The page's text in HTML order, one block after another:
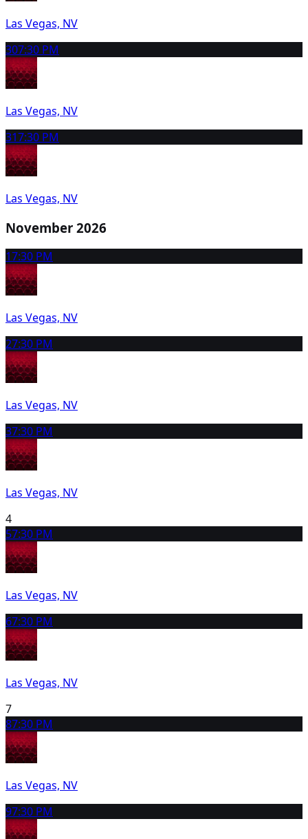
Las Vegas, NV
307:30 PM
Las Vegas, NV
317:30 PM
Las Vegas, NV
November 2026
17:30 PM
Las Vegas, NV
27:30 PM
Las Vegas, NV
37:30 PM
Las Vegas, NV
4
57:30 PM
Las Vegas, NV
67:30 PM
Las Vegas, NV
7
87:30 PM
Las Vegas, NV
97:30 PM